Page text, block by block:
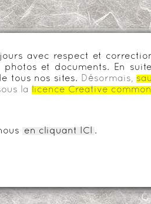
avec respect et
et documents. En
tous nos sites.
Désormais,
la
licence Creative
en cliquant ICI .